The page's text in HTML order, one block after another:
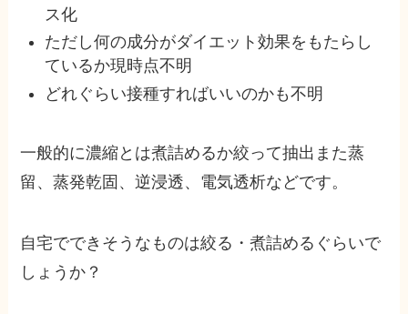
ス化
ただし何の成分がダイエット効果をもたらし
ているか現時点不明
どれぐらい接種すればいいのかも不明
一般的に濃縮とは煮詰めるか絞って抽出また蒸
留、蒸発乾固、逆浸透、電気透析などです。
自宅でできそうなものは絞る・煮詰めるぐらいで
しょうか？